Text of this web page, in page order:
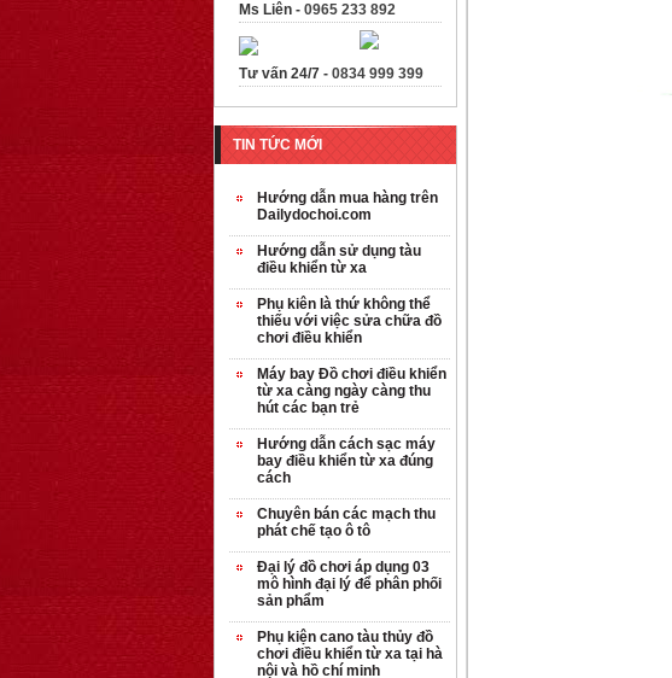
Ms Liên - 0965 233 892
Tư vấn 24/7 - 0834 999 399
TIN TỨC MỚI
Hướng dẫn mua hàng trên
Dailydochoi.com
Hướng dẫn sử dụng tàu
điều khiển từ xa
Phụ kiên là thứ không thể
thiếu với việc sửa chữa đồ
chơi điều khiển
Máy bay Đồ chơi điều khiển
từ xa càng ngày càng thu
hút các bạn trẻ
Hướng dẫn cách sạc máy
bay điều khiển từ xa đúng
cách
Chuyên bán các mạch thu
phát chế tạo ô tô
Đại lý đồ chơi áp dụng 03
mô hình đại lý để phân phối
sản phẩm
Phụ kiện cano tàu thủy đồ
chơi điều khiển từ xa tại hà
nội và hồ chí minh
OT35 robot lắp
ráp nhấc chân di
...